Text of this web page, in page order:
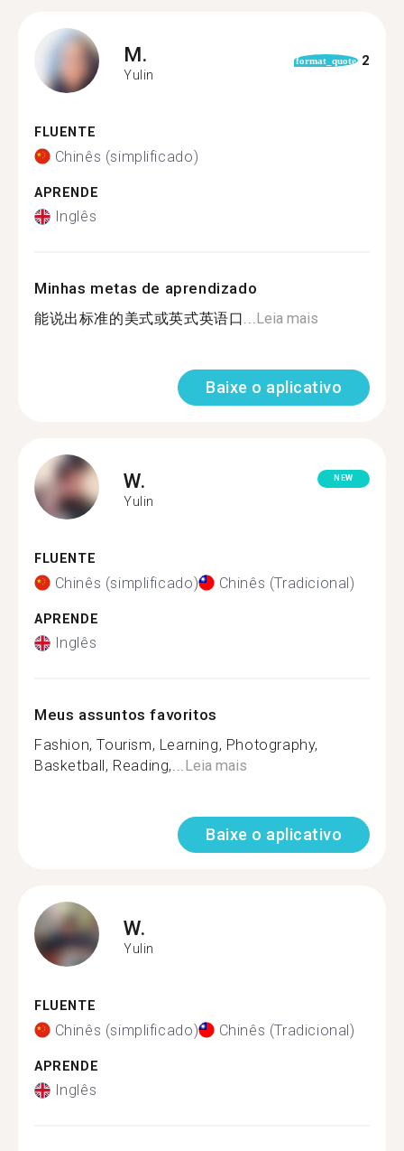
M.
Yulin
format_quote 2
FLUENTE
Chinês (simplificado)
APRENDE
Inglês
Minhas metas de aprendizado
能说出标准的美式或英式英语口...Leia mais
Baixe o aplicativo
W.
Yulin
NEW
FLUENTE
Chinês (simplificado) Chinês (Tradicional)
APRENDE
Inglês
Meus assuntos favoritos
Fashion, Tourism, Learning, Photography,
Basketball, Reading,...Leia mais
Baixe o aplicativo
W.
Yulin
FLUENTE
Chinês (simplificado) Chinês (Tradicional)
APRENDE
Inglês